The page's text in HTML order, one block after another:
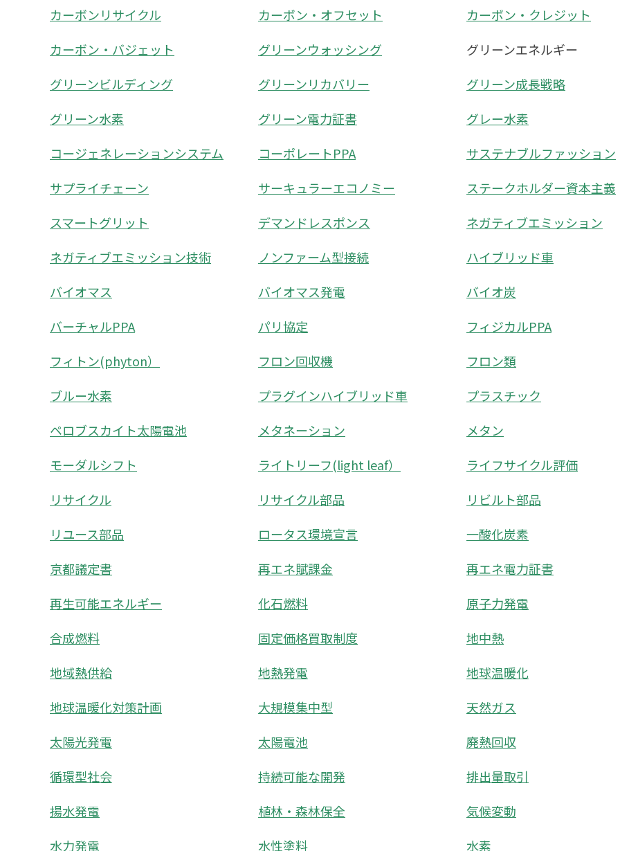
カーボンリサイクル
カーボン・オフセット
カーボン・クレジット
カーボン・バジェット
グリーンウォッシング
グリーンエネルギー
グリーンビルディング
グリーンリカバリー
グリーン成長戦略
グリーン水素
グリーン電力証書
グレー水素
コージェネレーションシステム
コーポレートPPA
サステナブルファッション
サプライチェーン
サーキュラーエコノミー
ステークホルダー資本主義
スマートグリット
デマンドレスポンス
ネガティブエミッション
ネガティブエミッション技術
ノンファーム型接続
ハイブリッド車
バイオマス
バイオマス発電
バイオ炭
バーチャルPPA
パリ協定
フィジカルPPA
フィトン(phyton）
フロン回収機
フロン類
ブルー水素
プラグインハイブリッド車
プラスチック
ペロブスカイト太陽電池
メタネーション
メタン
モーダルシフト
ライトリーフ(light leaf）
ライフサイクル評価
リサイクル
リサイクル部品
リビルト部品
リユース部品
ロータス環境宣言
一酸化炭素
京都議定書
再エネ賦課金
再エネ電力証書
再生可能エネルギー
化石燃料
原子力発電
合成燃料
固定価格買取制度
地中熱
地域熱供給
地熱発電
地球温暖化
地球温暖化対策計画
大規模集中型
天然ガス
太陽光発電
太陽電池
廃熱回収
循環型社会
持続可能な開発
排出量取引
揚水発電
植林・森林保全
気候変動
水力発電
水性塗料 水素